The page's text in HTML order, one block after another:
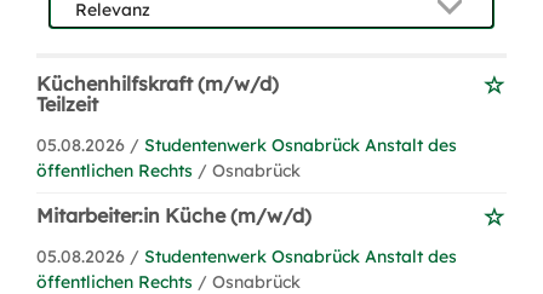
Küchenhilfskraft (m/w/d)
Teilzeit
05.08.2026 / Studentenwerk Osnabrück Anstalt des
öffentlichen Rechts / Osnabrück
Mitarbeiter:in Küche (m/w/d)
05.08.2026 / Studentenwerk Osnabrück Anstalt des
öffentlichen Rechts / Osnabrück